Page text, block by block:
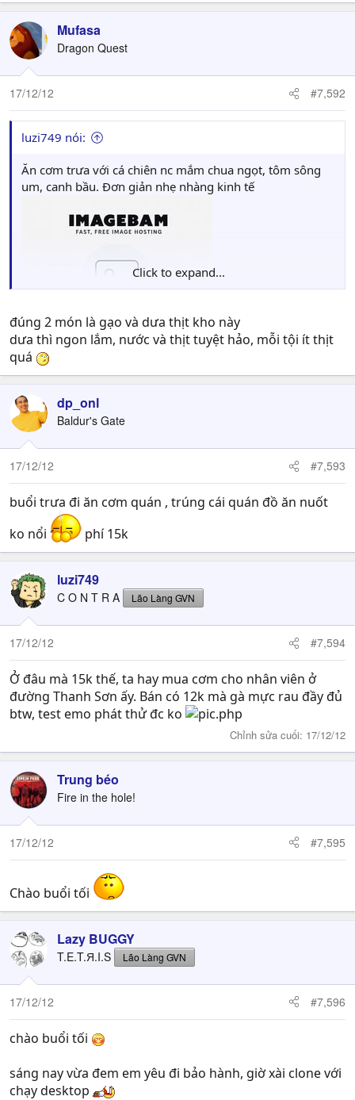
Mufasa
Dragon Quest
17/12/12 #7,592
luzi749 nói:
Ăn cơm trưa với cá chiên nc mắm chua ngọt, tôm sông
um, canh bầu. Đơn giản nhẹ nhàng kinh tế
Click to expand...
đúng 2 món là gạo và dưa thịt kho này
dưa thì ngon lắm, nước và thịt tuyệt hảo, mỗi tội ít thịt
quá
dp_onl
Baldur's Gate
17/12/12 #7,593
buổi trưa đi ăn cơm quán , trúng cái quán đồ ăn nuốt
ko nổi
phí 15k
luzi749
C O N T R A Lão Làng GVN
17/12/12 #7,594
Ở đâu mà 15k thế, ta hay mua cơm cho nhân viên ở
đường Thanh Sơn ấy. Bán có 12k mà gà mực rau đầy đủ
btw, test emo phát thử đc ko
Chỉnh sửa cuối: 17/12/12
Trung béo
Fire in the hole!
17/12/12 #7,595
Chào buổi tối
Lazy BUGGY
T.E.T.Я.I.S Lão Làng GVN
17/12/12 #7,596
chào buổi tối
sáng nay vừa đem em yêu đi bảo hành, giờ xài clone với
chạy desktop